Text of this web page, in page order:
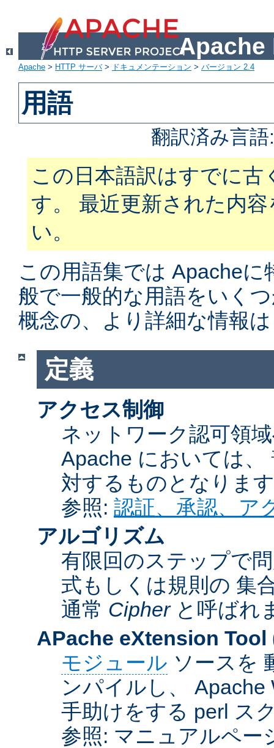
Apache
Apache > HTTP サーバ> ドキュメンテーション > バージョン 2.4
用語
翻訳済み言
この日本語訳はすでに
す。 最近更新された内
い。
この用語集では Apache
般で一般的な用語をいく
概念の、より詳細な情報
定義
アクセス制御
ネットワーク認可領
Apache においては
対するものとなりま
参照: 認証、承認、ア
アルゴリズム
有限回のステップで
式もしくは規則の 集
通常 Cipherと呼ばれ
APache eXtension Tool
モジュール ソースを
ンパイルし、
手助けをする perl ス
参照: マニュアルペー